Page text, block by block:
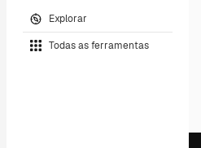
Explorar
Todas as ferramentas